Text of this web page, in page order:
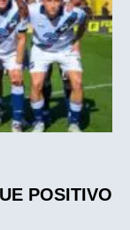
POSITIVO